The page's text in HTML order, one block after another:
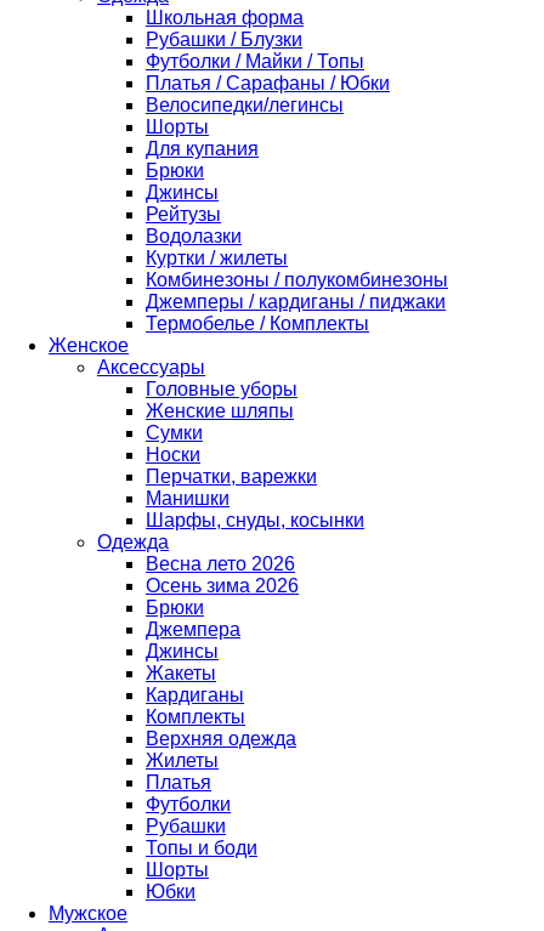
Школьная форма
Рубашки / Блузки
Футболки / Майки / Топы
Платья / Сарафаны / Юбки
Велосипедки/легинсы
Шорты
Для купания
Брюки
Джинсы
Рейтузы
Водолазки
Куртки / жилеты
Комбинезоны / полукомбинезоны
Джемперы / кардиганы / пиджаки
Термобелье / Комплекты
Женское
Аксессуары
Головные уборы
Женские шляпы
Сумки
Носки
Перчатки, варежки
Манишки
Шарфы, снуды, косынки
Одежда
Весна лето 2026
Осень зима 2026
Брюки
Джемпера
Джинсы
Жакеты
Кардиганы
Комплекты
Верхняя одежда
Жилеты
Платья
Футболки
Рубашки
Топы и боди
Шорты
Юбки
Мужское